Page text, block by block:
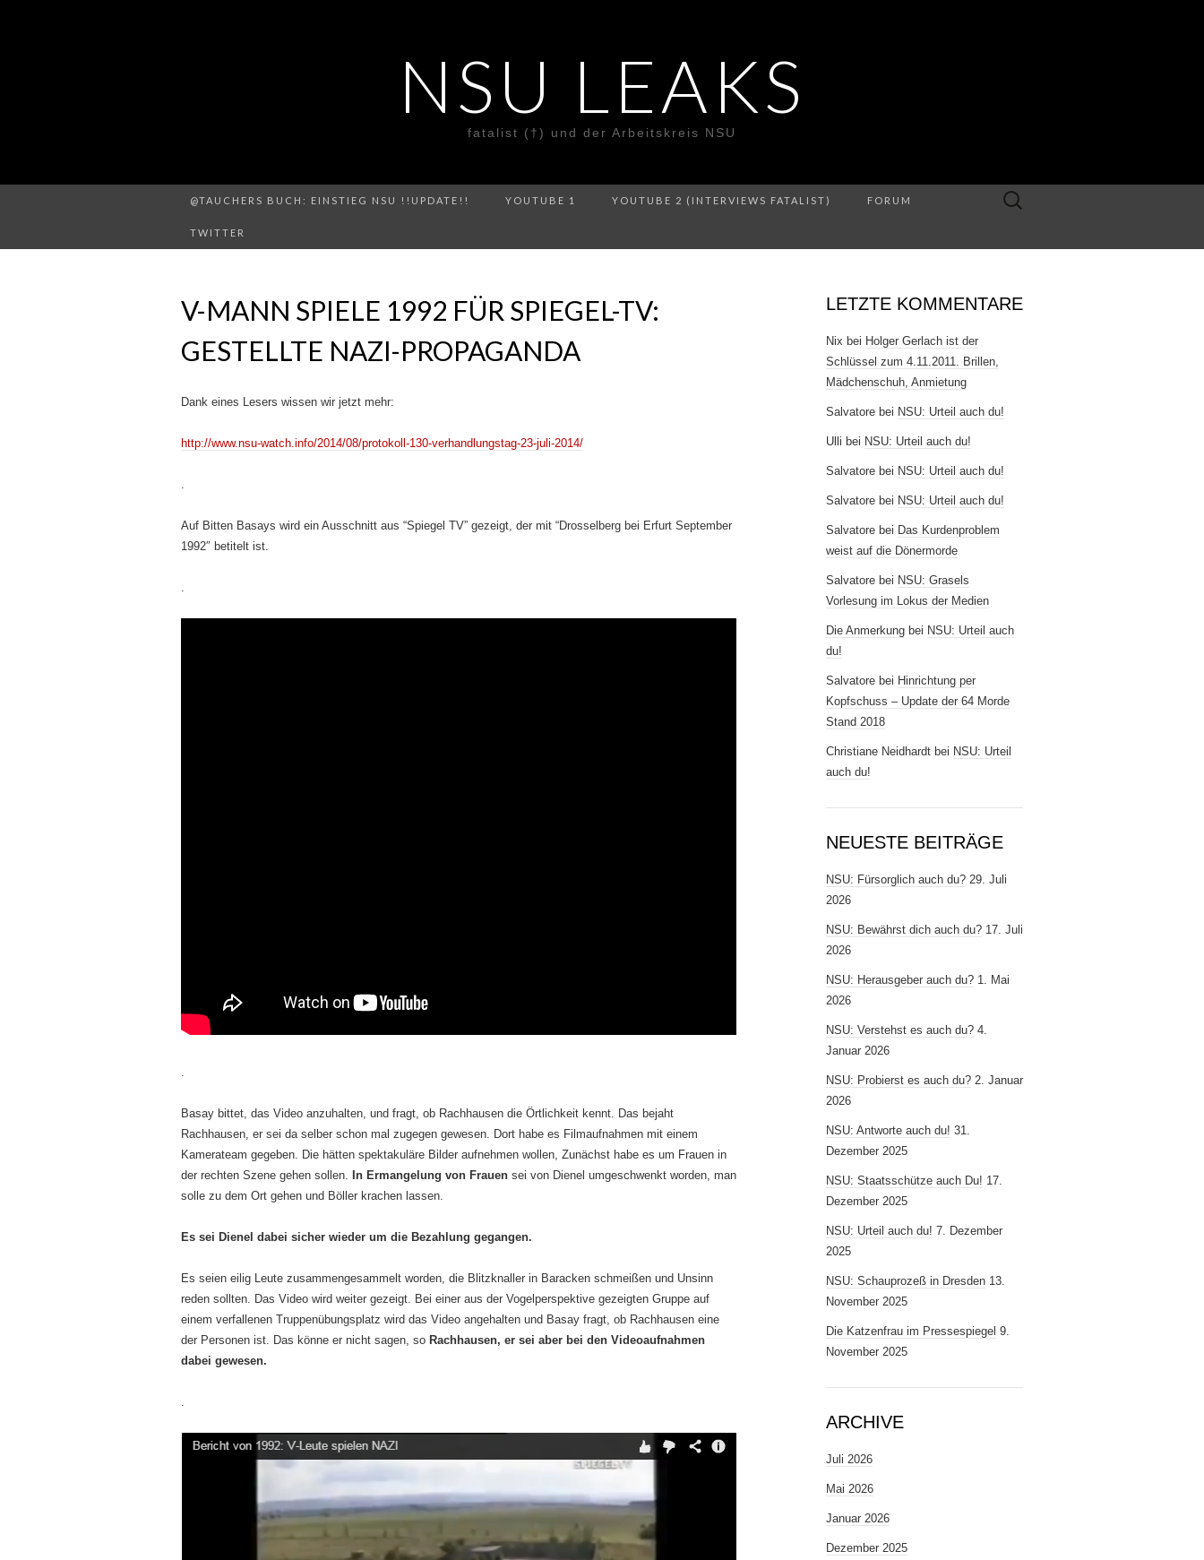
NSU LEAKS
fatalist (†) und der Arbeitskreis NSU
@TAUCHERS BUCH: EINSTIEG NSU !!UPDATE!! YOUTUBE 1 YOUTUBE 2 (INTERVIEWS FATALIST) FORUM
TWITTER
Suche
V-MANN SPIELE 1992 FÜR SPIEGEL-TV:
GESTELLTE NAZI-PROPAGANDA
Dank eines Lesers wissen wir jetzt mehr:
http://www.nsu-watch.info/2014/08/protokoll-130-verhandlungstag-23-juli-2014/
.
Auf Bitten Basays wird ein Ausschnitt aus “Spiegel TV” gezeigt, der mit “Drosselberg bei Erfurt September
1992″ betitelt ist.
.
.
Basay bittet, das Video anzuhalten, und fragt, ob Rachhausen die Örtlichkeit kennt. Das bejaht
Rachhausen, er sei da selber schon mal zugegen gewesen. Dort habe es Filmaufnahmen mit einem
Kamerateam gegeben. Die hätten spektakuläre Bilder aufnehmen wollen, Zunächst habe es um Frauen in
der rechten Szene gehen sollen. In Ermangelung von Frauen sei von Dienel umgeschwenkt worden, man
solle zu dem Ort gehen und Böller krachen lassen.
Es sei Dienel dabei sicher wieder um die Bezahlung gegangen.
Es seien eilig Leute zusammengesammelt worden, die Blitzknaller in Baracken schmeißen und Unsinn
reden sollten. Das Video wird weiter gezeigt. Bei einer aus der Vogelperspektive gezeigten Gruppe auf
einem verfallenen Truppenübungsplatz wird das Video angehalten und Basay fragt, ob Rachhausen eine
der Personen ist. Das könne er nicht sagen, so Rachhausen, er sei aber bei den Videoaufnahmen
dabei gewesen.
.
LETZTE KOMMENTARE
Nix bei Holger Gerlach ist der
Schlüssel zum 4.11.2011. Brillen,
Mädchenschuh, Anmietung
Salvatore bei NSU: Urteil auch du!
Ulli bei NSU: Urteil auch du!
Salvatore bei NSU: Urteil auch du!
Salvatore bei NSU: Urteil auch du!
Salvatore bei Das Kurdenproblem
weist auf die Dönermorde
Salvatore bei NSU: Grasels
Vorlesung im Lokus der Medien
Die Anmerkung bei NSU: Urteil auch
du!
Salvatore bei Hinrichtung per
Kopfschuss – Update der 64 Morde
Stand 2018
Christiane Neidhardt bei NSU: Urteil
auch du!
NEUESTE BEITRÄGE
NSU: Fürsorglich auch du? 29. Juli
2026
NSU: Bewährst dich auch du? 17. Juli
2026
NSU: Herausgeber auch du? 1. Mai
2026
NSU: Verstehst es auch du? 4.
Januar 2026
NSU: Probierst es auch du? 2. Januar
2026
NSU: Antworte auch du! 31.
Dezember 2025
NSU: Staatsschütze auch Du! 17.
Dezember 2025
NSU: Urteil auch du! 7. Dezember
2025
NSU: Schauprozeß in Dresden 13.
November 2025
Die Katzenfrau im Pressespiegel 9.
November 2025
ARCHIVE
Juli 2026
Mai 2026
Januar 2026
Dezember 2025